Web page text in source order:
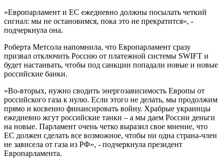
«Европарламент и ЕС ежедневно должны посылать четкий
сигнал: мы не остановимся, пока это не прекратится», -
подчеркнула она.
Роберта Метсола напомнила, что Европарламент сразу
призвал отключить Россию от платежной системы SWIFT и
будет настаивать, чтобы под санкции попадали новые и новые
российские банки.
«Во-вторых, нужно сводить энергозависимость Европы от
российского газа к нулю. Если этого не делать, мы продолжим
прямо и косвенно финансировать войну. Храбрые украинцы
ежедневно жгут российские танки – а мы даем России деньги
на новые. Парламент очень четко выразил свое мнение, что
ЕС должен сделать все возможное, чтобы ни одна страна-член
не зависела от газа из РФ», - подчеркнула президент
Европарламента.